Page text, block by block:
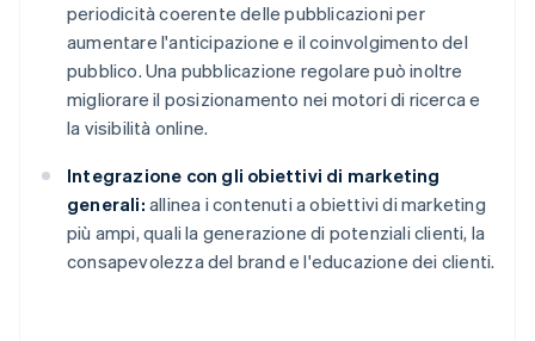
periodicità coerente delle pubblicazioni per
aumentare l'anticipazione e il coinvolgimento del
pubblico. Una pubblicazione regolare può inoltre
migliorare il posizionamento nei motori di ricerca e
la visibilità online.
Integrazione con gli obiettivi di marketing
generali: allinea i contenuti a obiettivi di marketing
più ampi, quali la generazione di potenziali clienti, la
consapevolezza del brand e l'educazione dei clienti.